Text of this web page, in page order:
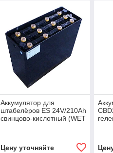
Аккумулятор для
штабелёров ES 24V/210Ah
свинцово-кислотный (WET
Цену уточняйте